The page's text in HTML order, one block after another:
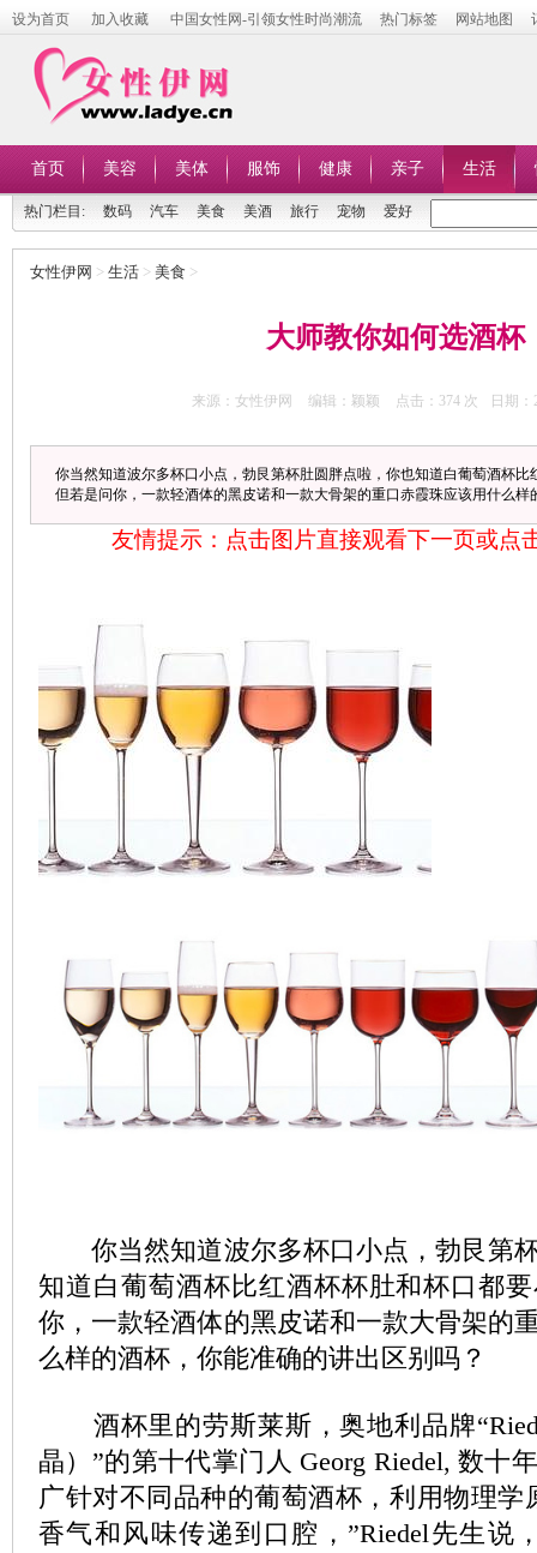
设为首页 加入收藏 中国女性网-引领女性时尚潮流 热门标签 网站地图
首页 美容 美体 服饰 健康 亲子 生活
热门栏目: 数码 汽车 美食 美酒 旅行 宠物 爱好
女性伊网 > 生活 > 美食 >
大师教你如何选酒杯
来源：女性伊网 编辑：颖颖 点击： 374 次 日期：
你当然知道波尔多杯口小点，勃艮第杯肚圆胖点啦，你也知道白葡萄酒杯比
但若是问你，一款轻酒体的黑皮诺和一款大骨架的重口赤霞珠应该用什么样
友情提示：点击图片直接观看下一页或点
你当然知道波尔多杯口小点，勃艮第
知道白葡萄酒杯比红酒杯杯肚和杯口都
你，一款轻酒体的黑皮诺和一款大骨架的
么样的酒杯，你能准确的讲出区别吗？
酒杯里的劳斯莱斯，奥地利品牌
晶）”的第十代掌门人 Georg Riedel, 数十
广针对不同品种的葡萄酒杯，利用物理学
香气和风味传递到口腔，”Riedel先生说